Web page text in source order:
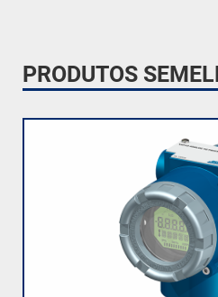
PRODUTOS